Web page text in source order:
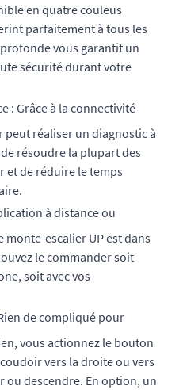
en quatre couleus
parfaitement à tous les
vous garantit un
sécurité durant votre
: Grâce à la connectivité
réaliser un diagnostic à
résoudre la plupart des
et de réduire le temps
à distance ou
escalier UP est dans
le commander soit
soit avec vos
de compliqué pour
vous actionnez le bouton
vers la droite ou vers
ou descendre. En option, un